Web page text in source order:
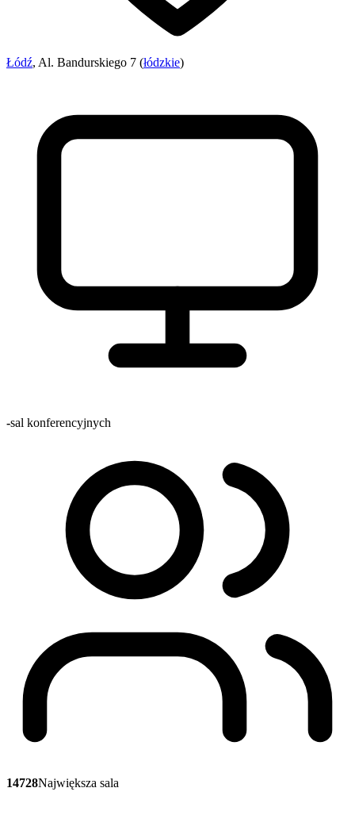
Łódź, Al. Bandurskiego 7 (łódzkie)
-sal konferencyjnych
14728Największa sala